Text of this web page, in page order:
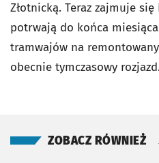
Złotnicką. Teraz zajmuje
potrwają do końca
tramwajów na
obecnie tymczasowy rozjazd.
ZOBACZ RÓWNIEŻ